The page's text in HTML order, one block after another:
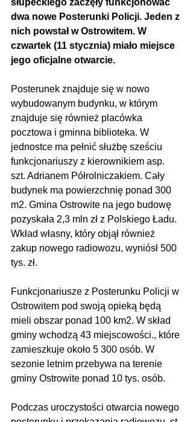
słupeckiego zaczęły funkcjonować
dwa nowe Posterunki Policji. Jeden z
nich powstał w Ostrowitem. W
czwartek (11 stycznia) miało miejsce
jego oficjalne otwarcie.
Posterunek znajduje się w nowo
wybudowanym budynku, w którym
znajduje się również placówka
pocztowa i gminna biblioteka. W
jednostce ma pełnić służbę sześciu
funkcjonariuszy z kierownikiem asp.
szt. Adrianem Półrolniczakiem. Cały
budynek ma powierzchnię ponad 300
m2. Gmina Ostrowite na jego budowę
pozyskała 2,3 mln zł z Polskiego Ładu.
Wkład własny, który objął również
zakup nowego radiowozu, wyniósł 500
tys. zł.
Funkcjonariusze z Posterunku Policji w
Ostrowitem pod swoją opieką będą
mieli obszar ponad 100 km2. W skład
gminy wchodzą 43 miejscowości., które
zamieszkuje około 5 300 osób. W
sezonie letnim przebywa na terenie
gminy Ostrowite ponad 10 tys. osób.
Podczas uroczystości otwarcia nowego